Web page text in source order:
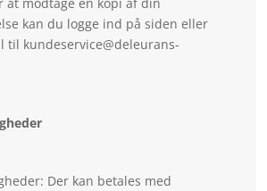
kan du logge ind på siden eller
til kundeservice@deleurans-
Der kan betales med